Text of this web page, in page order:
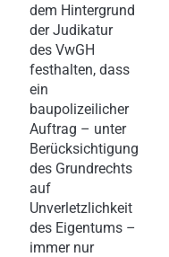
dem Hintergrund
der Judikatur
des VwGH
festhalten, dass
ein
baupolizeilicher
Auftrag – unter
Berücksichtigung
des Grundrechts
auf
Unverletzlichkeit
des Eigentums –
immer nur